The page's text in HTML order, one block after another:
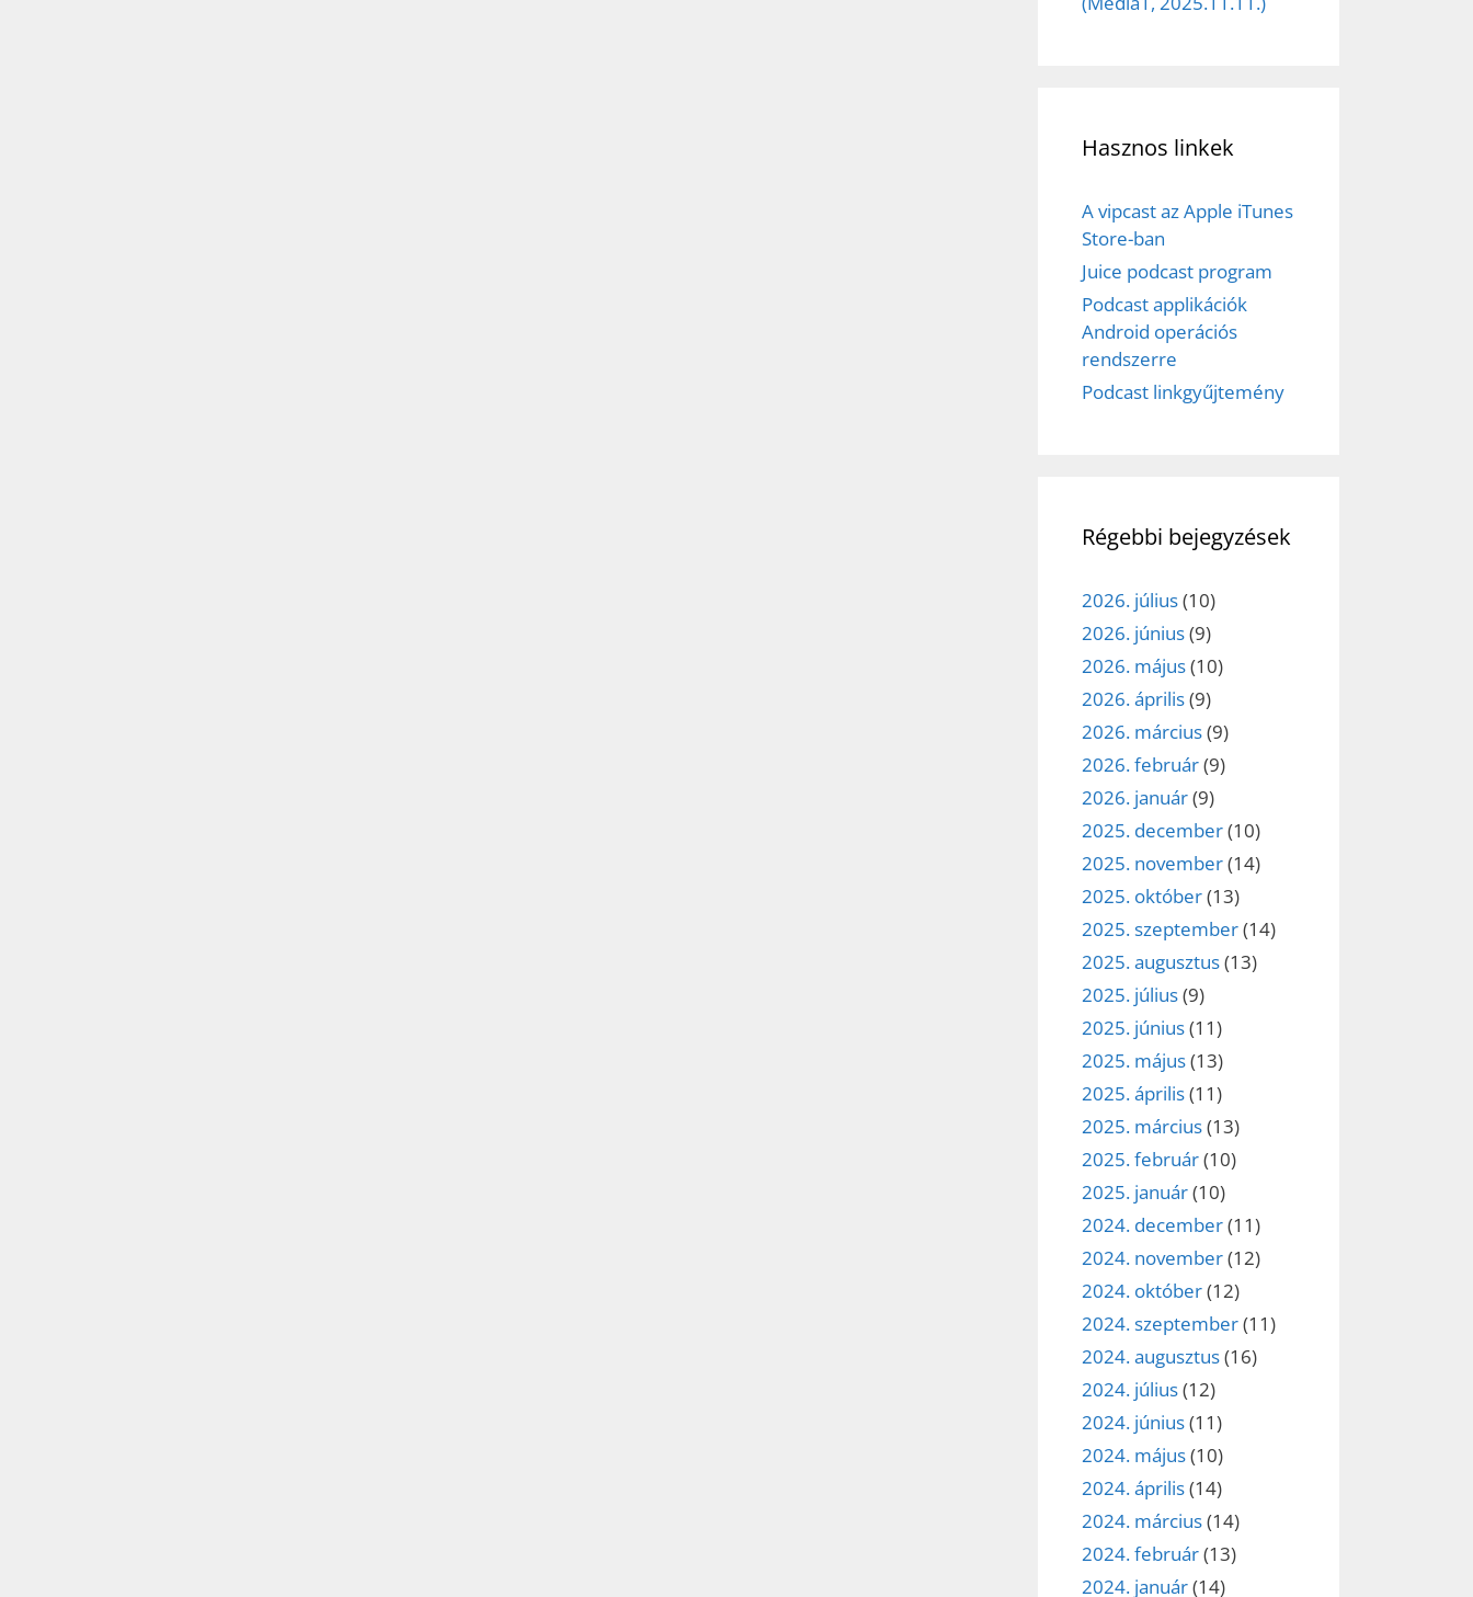
Hasznos linkek
A vipcast az Apple iTunes
Store-ban
Juice podcast program
Podcast applikációk
Android operációs
rendszerre
Podcast linkgyűjtemény
Régebbi bejegyzések
2026. július(10)
2026. június(9)
2026. május(10)
2026. április(9)
2026. március(9)
2026. február(9)
2026. január(9)
2025. december(10)
2025. november(14)
2025. október(13)
2025. szeptember(14)
2025. augusztus(13)
2025. július(9)
2025. június(11)
2025. május(13)
2025. április(11)
2025. március(13)
2025. február(10)
2025. január(10)
2024. december(11)
2024. november(12)
2024. október(12)
2024. szeptember(11)
2024. augusztus(16)
2024. július(12)
2024. június(11)
2024. május(10)
2024. április(14)
2024. március(14)
2024. február(13)
2024. január(14)